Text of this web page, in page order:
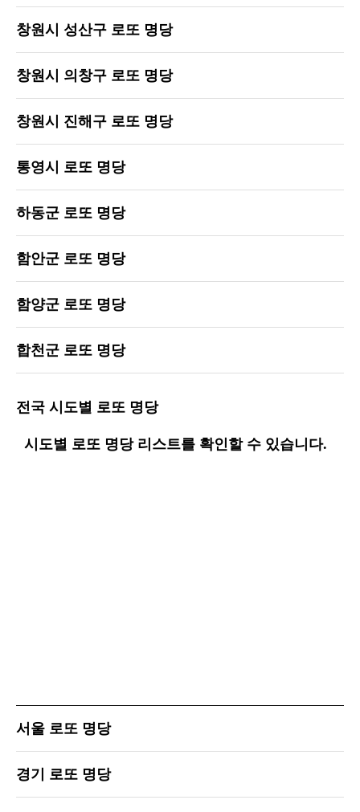
창원시 성산구 로또 명당
창원시 의창구 로또 명당
창원시 진해구 로또 명당
통영시 로또 명당
하동군 로또 명당
함안군 로또 명당
함양군 로또 명당
합천군 로또 명당
전국 시도별 로또 명당
시도별 로또 명당 리스트를 확인할 수 있습니다.
서울 로또 명당
경기 로또 명당